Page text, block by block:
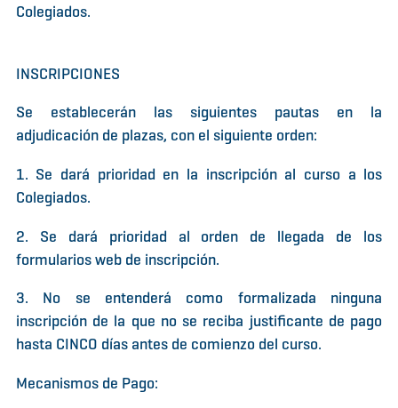
Colegiados.
INSCRIPCIONES
Se establecerán las siguientes pautas en la
adjudicación de plazas, con el siguiente orden:
1. Se dará prioridad en la inscripción al curso a los
Colegiados.
2. Se dará prioridad al orden de llegada de los
formularios web de inscripción.
3. No se entenderá como formalizada ninguna
inscripción de la que no se reciba justificante de pago
hasta CINCO días antes de comienzo del curso.
Mecanismos de Pago: